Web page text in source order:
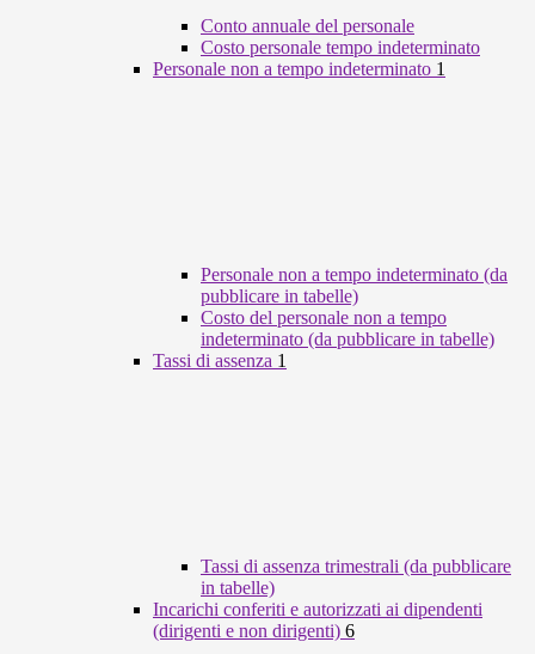
Conto annuale del personale
Costo personale tempo indeterminato
Personale non a tempo indeterminato 1
Personale non a tempo indeterminato (da
pubblicare in tabelle)
Costo del personale non a tempo
indeterminato (da pubblicare in tabelle)
Tassi di assenza 1
Tassi di assenza trimestrali (da pubblicare
in tabelle)
Incarichi conferiti e autorizzati ai dipendenti
(dirigenti e non dirigenti) 6